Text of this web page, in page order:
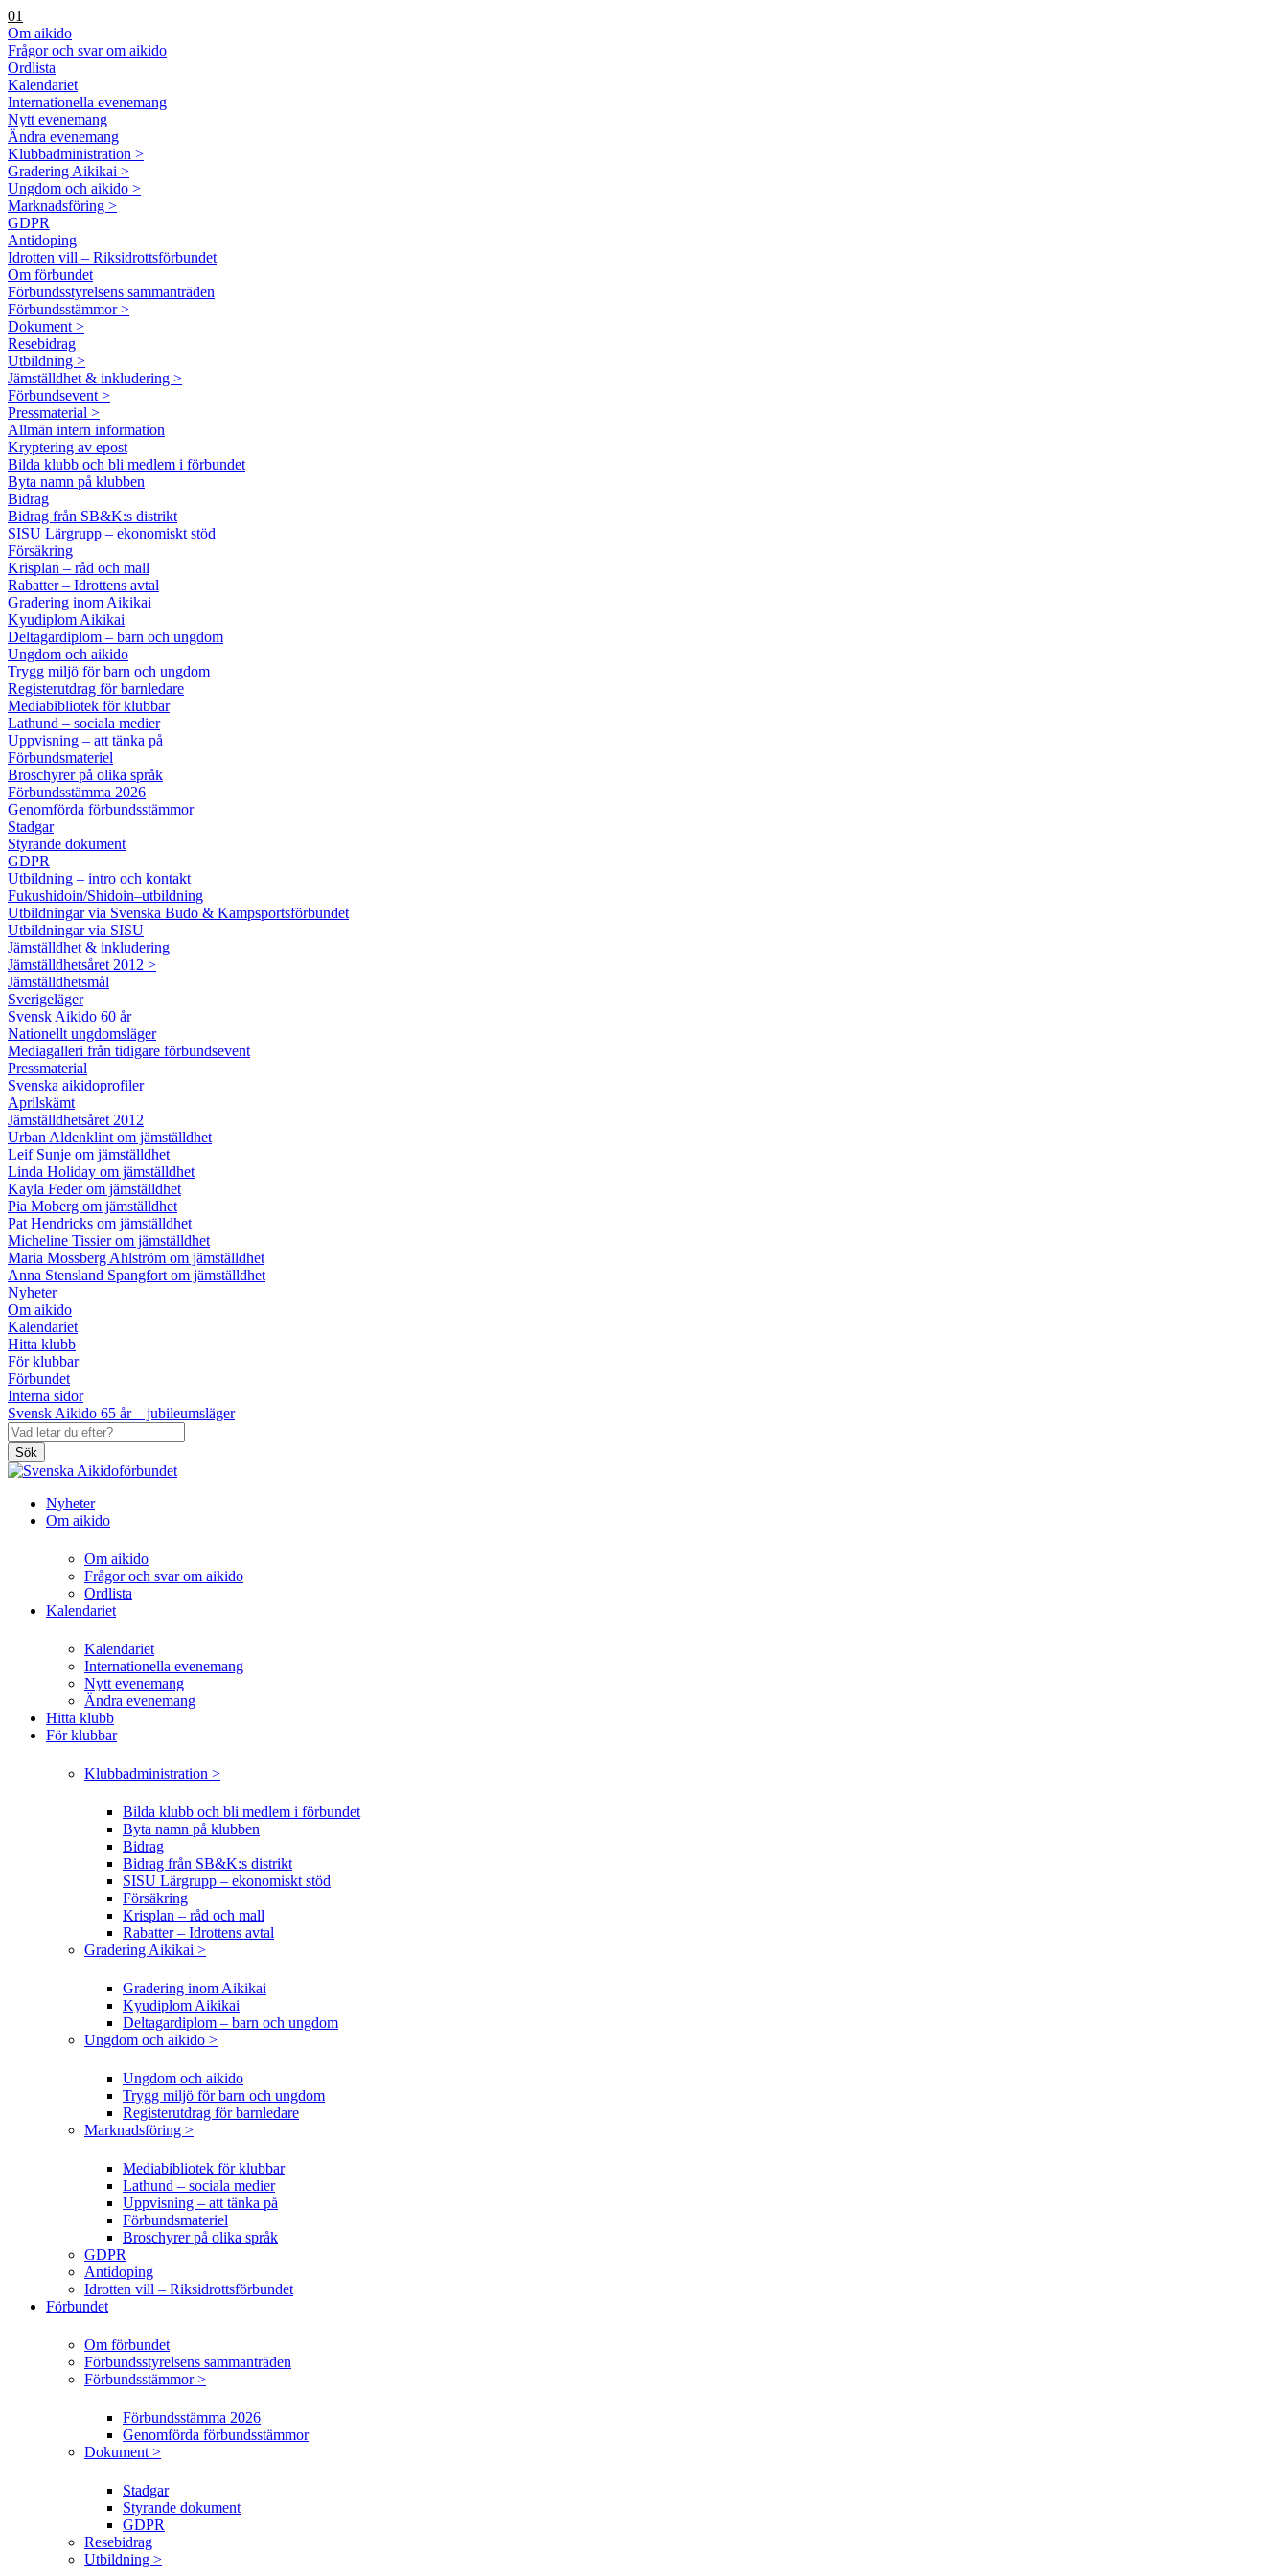
01
Om aikido
Frågor och svar om aikido
Ordlista
Kalendariet
Internationella evenemang
Nytt evenemang
Ändra evenemang
Klubbadministration >
Gradering Aikikai >
Ungdom och aikido >
Marknadsföring >
GDPR
Antidoping
Idrotten vill – Riksidrottsförbundet
Om förbundet
Förbundsstyrelsens sammanträden
Förbundsstämmor >
Dokument >
Resebidrag
Utbildning >
Jämställdhet & inkludering >
Förbundsevent >
Pressmaterial >
Allmän intern information
Kryptering av epost
Bilda klubb och bli medlem i förbundet
Byta namn på klubben
Bidrag
Bidrag från SB&K:s distrikt
SISU Lärgrupp – ekonomiskt stöd
Försäkring
Krisplan – råd och mall
Rabatter – Idrottens avtal
Gradering inom Aikikai
Kyudiplom Aikikai
Deltagardiplom – barn och ungdom
Ungdom och aikido
Trygg miljö för barn och ungdom
Registerutdrag för barnledare
Mediabibliotek för klubbar
Lathund – sociala medier
Uppvisning – att tänka på
Förbundsmateriel
Broschyrer på olika språk
Förbundsstämma 2026
Genomförda förbundsstämmor
Stadgar
Styrande dokument
GDPR
Utbildning – intro och kontakt
Fukushidoin/Shidoin–utbildning
Utbildningar via Svenska Budo & Kampsportsförbundet
Utbildningar via SISU
Jämställdhet & inkludering
Jämställdhetsåret 2012 >
Jämställdhetsmål
Sverigeläger
Svensk Aikido 60 år
Nationellt ungdomsläger
Mediagalleri från tidigare förbundsevent
Pressmaterial
Svenska aikidoprofiler
Aprilskämt
Jämställdhetsåret 2012
Urban Aldenklint om jämställdhet
Leif Sunje om jämställdhet
Linda Holiday om jämställdhet
Kayla Feder om jämställdhet
Pia Moberg om jämställdhet
Pat Hendricks om jämställdhet
Micheline Tissier om jämställdhet
Maria Mossberg Ahlström om jämställdhet
Anna Stensland Spangfort om jämställdhet
Nyheter
Om aikido
Kalendariet
Hitta klubb
För klubbar
Förbundet
Interna sidor
Svensk Aikido 65 år – jubileumsläger
Sök
Nyheter
Om aikido
Om aikido
Frågor och svar om aikido
Ordlista
Kalendariet
Kalendariet
Internationella evenemang
Nytt evenemang
Ändra evenemang
Hitta klubb
För klubbar
Klubbadministration >
Bilda klubb och bli medlem i förbundet
Byta namn på klubben
Bidrag
Bidrag från SB&K:s distrikt
SISU Lärgrupp – ekonomiskt stöd
Försäkring
Krisplan – råd och mall
Rabatter – Idrottens avtal
Gradering Aikikai >
Gradering inom Aikikai
Kyudiplom Aikikai
Deltagardiplom – barn och ungdom
Ungdom och aikido >
Ungdom och aikido
Trygg miljö för barn och ungdom
Registerutdrag för barnledare
Marknadsföring >
Mediabibliotek för klubbar
Lathund – sociala medier
Uppvisning – att tänka på
Förbundsmateriel
Broschyrer på olika språk
GDPR
Antidoping
Idrotten vill – Riksidrottsförbundet
Förbundet
Om förbundet
Förbundsstyrelsens sammanträden
Förbundsstämmor >
Förbundsstämma 2026
Genomförda förbundsstämmor
Dokument >
Stadgar
Styrande dokument
GDPR
Resebidrag
Utbildning >